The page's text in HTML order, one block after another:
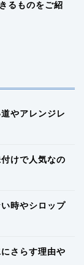
るものをご紹
やアレンジレ
けで人気なの
時やシロップ
さらす理由や